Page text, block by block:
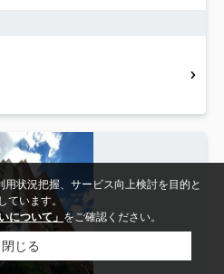
状況把握、サービス向上検討を目的と
ています。
について」 をご確認ください。
閉じる